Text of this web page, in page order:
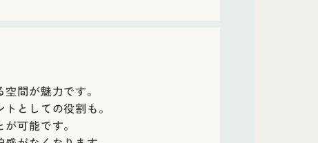
間が魅力です。
としての役割も。
可能です。